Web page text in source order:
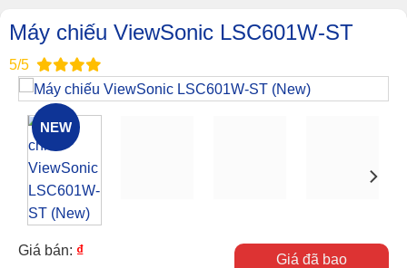
Máy chiếu ViewSonic LSC601W-ST
5/5
NEW
Giá đã bao
Giá bán: ₫